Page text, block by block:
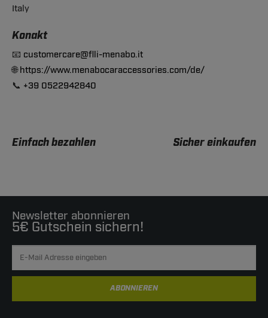
Italy
Konakt
📧 customercare@flli-menabo.it
🌐https://www.menabocaraccessories.com/de/
📞 +39 0522942840
Einfach bezahlen Sicher einkaufen
Newsletter abonnieren
5€ Gutschein sichern!
ABONNIEREN